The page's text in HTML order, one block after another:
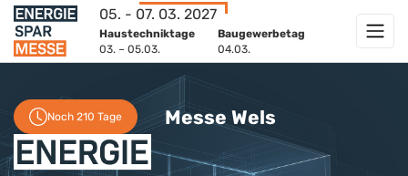
05. - 07. 03. 2027
Haustechniktage
03. – 05.03.
Baugewerbetag
04.03.
Noch 210 Tage Messe Wels